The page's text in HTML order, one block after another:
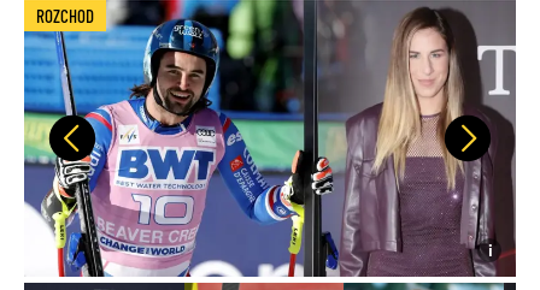
Předchozí Další
ROZCHOD